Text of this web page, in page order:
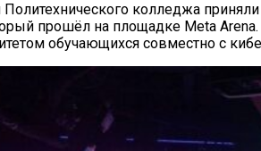
колледжа
прошёл на площадке Meta
обучающихся совместно с